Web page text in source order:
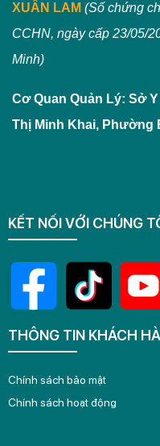
XUÂN LAM (Số chứng
CCHN, ngày cấp 23/05/
Minh)
Cơ Quan Quản Lý: Sở
Thị Minh Khai, Phường
KẾT NỐI VỚI CHÚNG
THÔNG TIN KHÁCH
Chính sách bảo mật
Chính sách hoạt động